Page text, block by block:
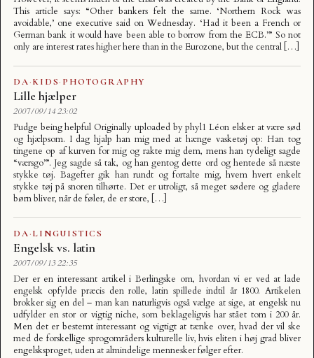
This article says: “Other bankers felt the same. ‘Northern Rock was
avoidable,’ one executive said on Wednesday. ‘Had it been a French or
German bank it would have been able to borrow from the ECB.’” So not
only are interest rates higher here than in the Eurozone, but the central […]
DA·KIDS· PHOTOGRAPHY
Lille hjælper
2007/09/14 23:02
Pudge being helpful Originally uploaded by phyl1 Léon elsker at være sød
og hjælpsom. I dag hjalp han mig med at hænge vasketøj op: Han tog
tingene op af kurven for mig og rakte mig dem, mens han tydeligt sagde
“værsgo’”. Jeg sagde så tak, og han gentog dette ord og hentede så næste
stykke tøj. Bagefter gik han rundt og fortalte mig, hvem hvert enkelt
stykke tøj på snoren tilhørte. Det er utroligt, så meget sødere og gladere
børn bliver, når de føler, de er store, […]
DA·LINGUISTICS
Engelsk vs. latin
2007/09/13 22:35
Der er en interessant artikel i Berlingske om, hvordan vi er ved at lade
engelsk opfylde præcis den rolle, latin spillede indtil år 1800. Artikelen
brokker sig en del – man kan naturligvis også vælge at sige, at engelsk nu
udfylder en stor or vigtig niche, som beklageligvis har stået tom i 200 år.
Men det er bestemt interessant og vigtigt at tænke over, hvad der vil ske
med de forskellige sprogområders kulturelle liv, hvis eliten i høj grad bliver
engelsksproget, uden at almindelige mennesker følger efter.